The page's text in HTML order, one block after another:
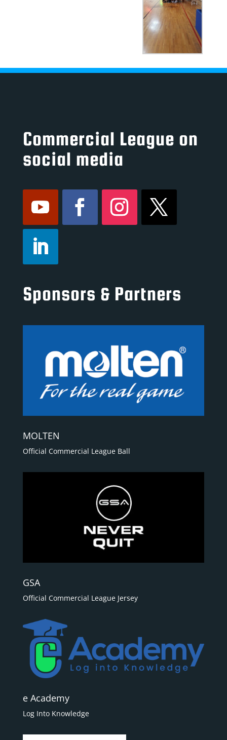
Commercial League on
social media
Sponsors & Partners
MOLTEN
Official Commercial League Ball
GSA
Official Commercial League Jersey
e Academy
Log Into Knowledge